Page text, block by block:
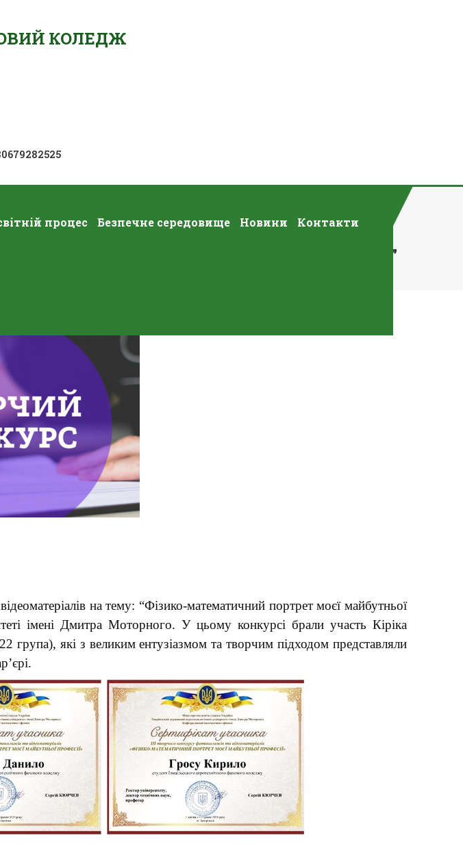
КОЛЕДЖ
процес Безпечне середовище Новини Контакти
Портрет Моєї Майбутньої Професії”
на тему: “Фізико-математичний портрет моєї майбутньої
імені Дмитра Моторного. У цьому конкурсі брали участь Кіріка
які з великим ентузіазмом та творчим підходом представляли